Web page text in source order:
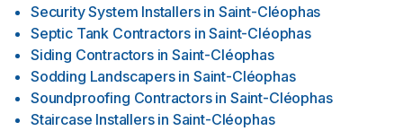
Security System Installers in Saint-Cléophas
Septic Tank Contractors in Saint-Cléophas
Siding Contractors in Saint-Cléophas
Sodding Landscapers in Saint-Cléophas
Soundproofing Contractors in Saint-Cléophas
Staircase Installers in Saint-Cléophas